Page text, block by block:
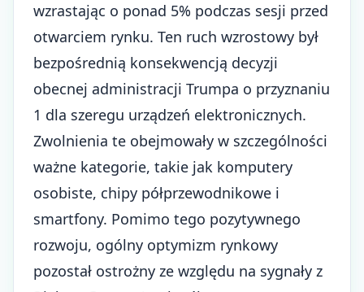
wzrastając o ponad 5% podczas sesji przed
otwarciem rynku. Ten ruch wzrostowy był
bezpośrednią konsekwencją decyzji
obecnej administracji Trumpa o przyznaniu
1 dla szeregu urządzeń elektronicznych.
Zwolnienia te obejmowały w szczególności
ważne kategorie, takie jak komputery
osobiste, chipy półprzewodnikowe i
smartfony. Pomimo tego pozytywnego
rozwoju, ogólny optymizm rynkowy
pozostał ostrożny ze względu na sygnały z